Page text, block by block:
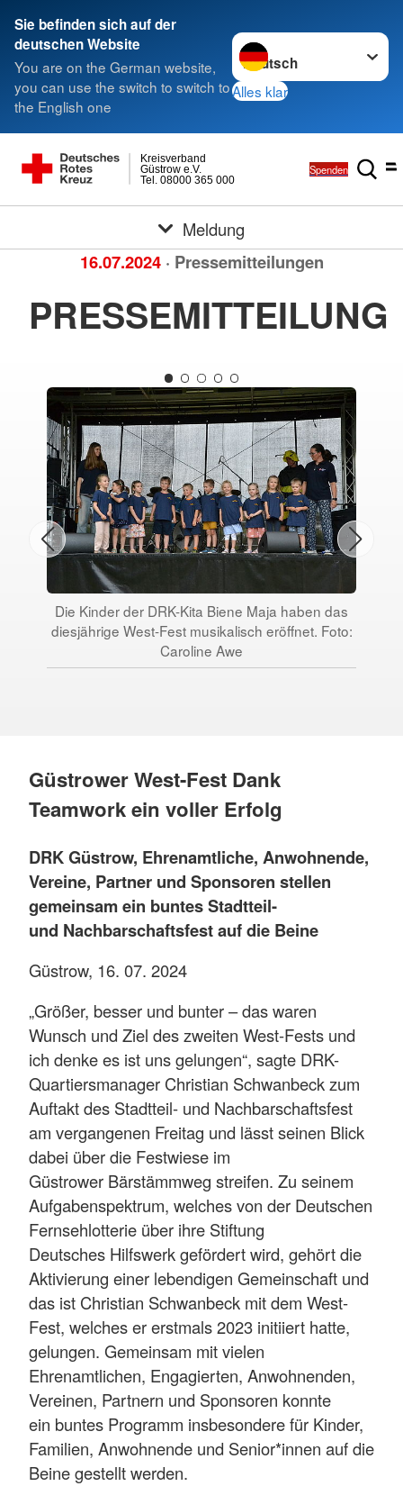
Sie befinden sich auf der
deutschen Website
You are on the German website,
you can use the switch to switch to
the English one
Sprache wechseln zu
Alles klar
Tel. 08000 365 000
Güstrow e.V.
Kreisverband
Spenden
Meldung
16.07.2024 · Pressemitteilungen
PRESSEMITTEILUNG
Die Kinder der DRK-Kita Biene Maja haben das
diesjährige West-Fest musikalisch eröffnet. Foto:
Caroline Awe
Güstrower West-Fest Dank
Teamwork ein voller Erfolg
DRK Güstrow, Ehrenamtliche, Anwohnende,
Vereine, Partner und Sponsoren stellen
gemeinsam ein buntes Stadtteil-
und Nachbarschaftsfest auf die Beine
Güstrow, 16. 07. 2024
„Größer, besser und bunter – das waren
Wunsch und Ziel des zweiten West-Fests und
ich denke es ist uns gelungen“, sagte DRK-
Quartiersmanager Christian Schwanbeck zum
Auftakt des Stadtteil- und Nachbarschaftsfest
am vergangenen Freitag und lässt seinen Blick
dabei über die Festwiese im
Güstrower Bärstämmweg streifen. Zu seinem
Aufgabenspektrum, welches von der Deutschen
Fernsehlotterie über ihre Stiftung
Deutsches Hilfswerk gefördert wird, gehört die
Aktivierung einer lebendigen Gemeinschaft und
das ist Christian Schwanbeck mit dem West-
Fest, welches er erstmals 2023 initiiert hatte,
gelungen. Gemeinsam mit vielen
Ehrenamtlichen, Engagierten, Anwohnenden,
Vereinen, Partnern und Sponsoren konnte
ein buntes Programm insbesondere für Kinder,
Familien, Anwohnende und Senior*innen auf die
Beine gestellt werden.